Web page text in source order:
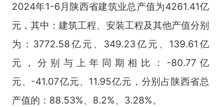
2024年1-6月陕西省建筑业总产值为4261.41亿
元，其中：建筑工程、安装工程及其他产值分别
为：3772.58亿元、349.23亿元、139.61亿
元，分别与上年同期相比：-80.77亿
元、-41.07亿元、11.95亿元，分别占陕西省总
产值的：88.53%、8.2%、3.28%。